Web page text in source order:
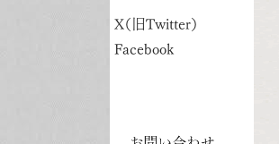
X（旧Twitter）
Facebook